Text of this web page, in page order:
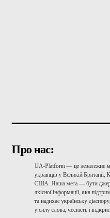
Про нас:
UA-Platform — це незалежне
українців у Великій Британії,
США. Наша мета — бути
якісної інформації, яка
та надихає українську
у силу слова, чесність і